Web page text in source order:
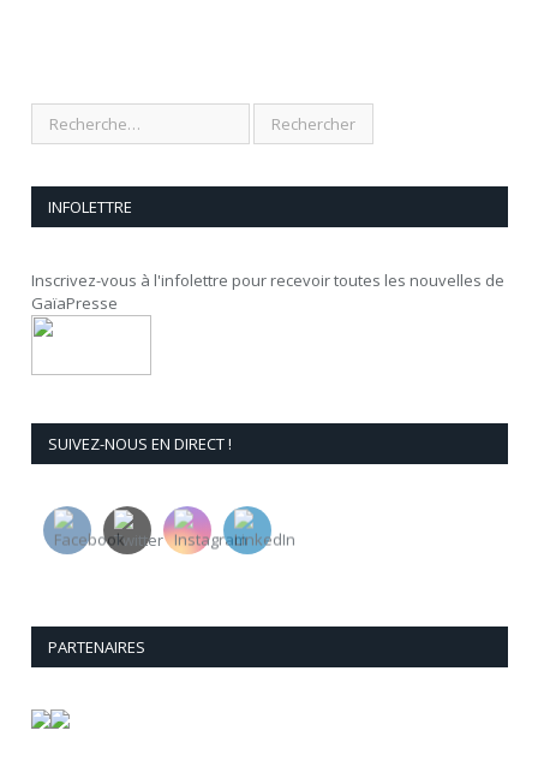
INFOLETTRE
Inscrivez-vous à l'infolettre pour recevoir toutes les nouvelles de
GaïaPresse
SUIVEZ-NOUS EN DIRECT !
PARTENAIRES